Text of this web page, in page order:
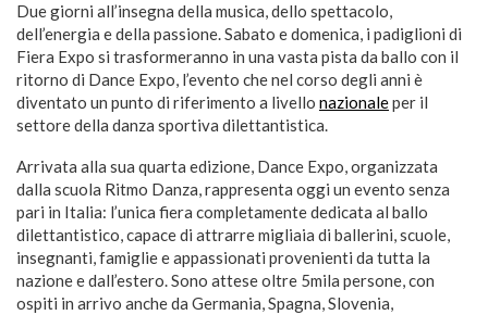
Due giorni all’insegna della musica, dello spettacolo,
dell’energia e della passione. Sabato e domenica, i padiglioni di
Fiera Expo si trasformeranno in una vasta pista da ballo con il
ritorno di Dance Expo, l’evento che nel corso degli anni è
diventato un punto di riferimento a livello nazionaleper il
settore della danza sportiva dilettantistica.
Arrivata alla sua quarta edizione, Dance Expo, organizzata
dalla scuola Ritmo Danza, rappresenta oggi un evento senza
pari in Italia: l’unica fiera completamente dedicata al ballo
dilettantistico, capace di attrarre migliaia di ballerini, scuole,
insegnanti, famiglie e appassionati provenienti da tutta la
nazione e dall’estero. Sono attese oltre 5mila persone, con
ospiti in arrivo anche da Germania, Spagna, Slovenia,